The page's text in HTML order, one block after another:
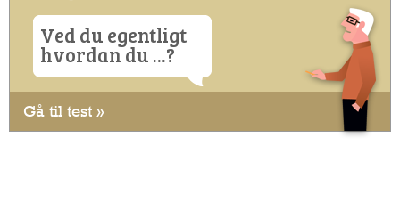
Ved du egentligt
hvordan du ...?
Gå til test »